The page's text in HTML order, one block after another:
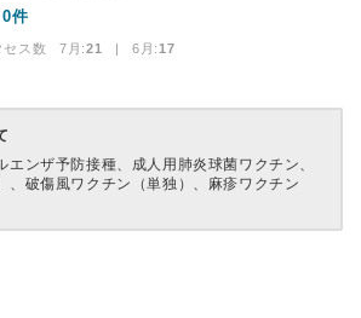
0件
セス数 7月:21 | 6月:17
エンザ予防接種、成人用肺炎球菌ワクチン、
、破傷風ワクチン（単独）、麻疹ワクチン